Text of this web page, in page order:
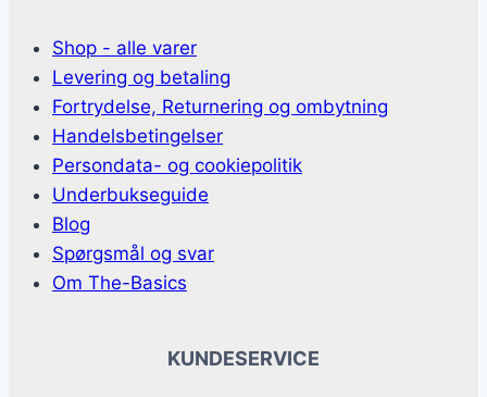
Shop - alle varer
Levering og betaling
Fortrydelse, Returnering og ombytning
Handelsbetingelser
Persondata- og cookiepolitik
Underbukseguide
Blog
Spørgsmål og svar
Om The-Basics
KUNDESERVICE